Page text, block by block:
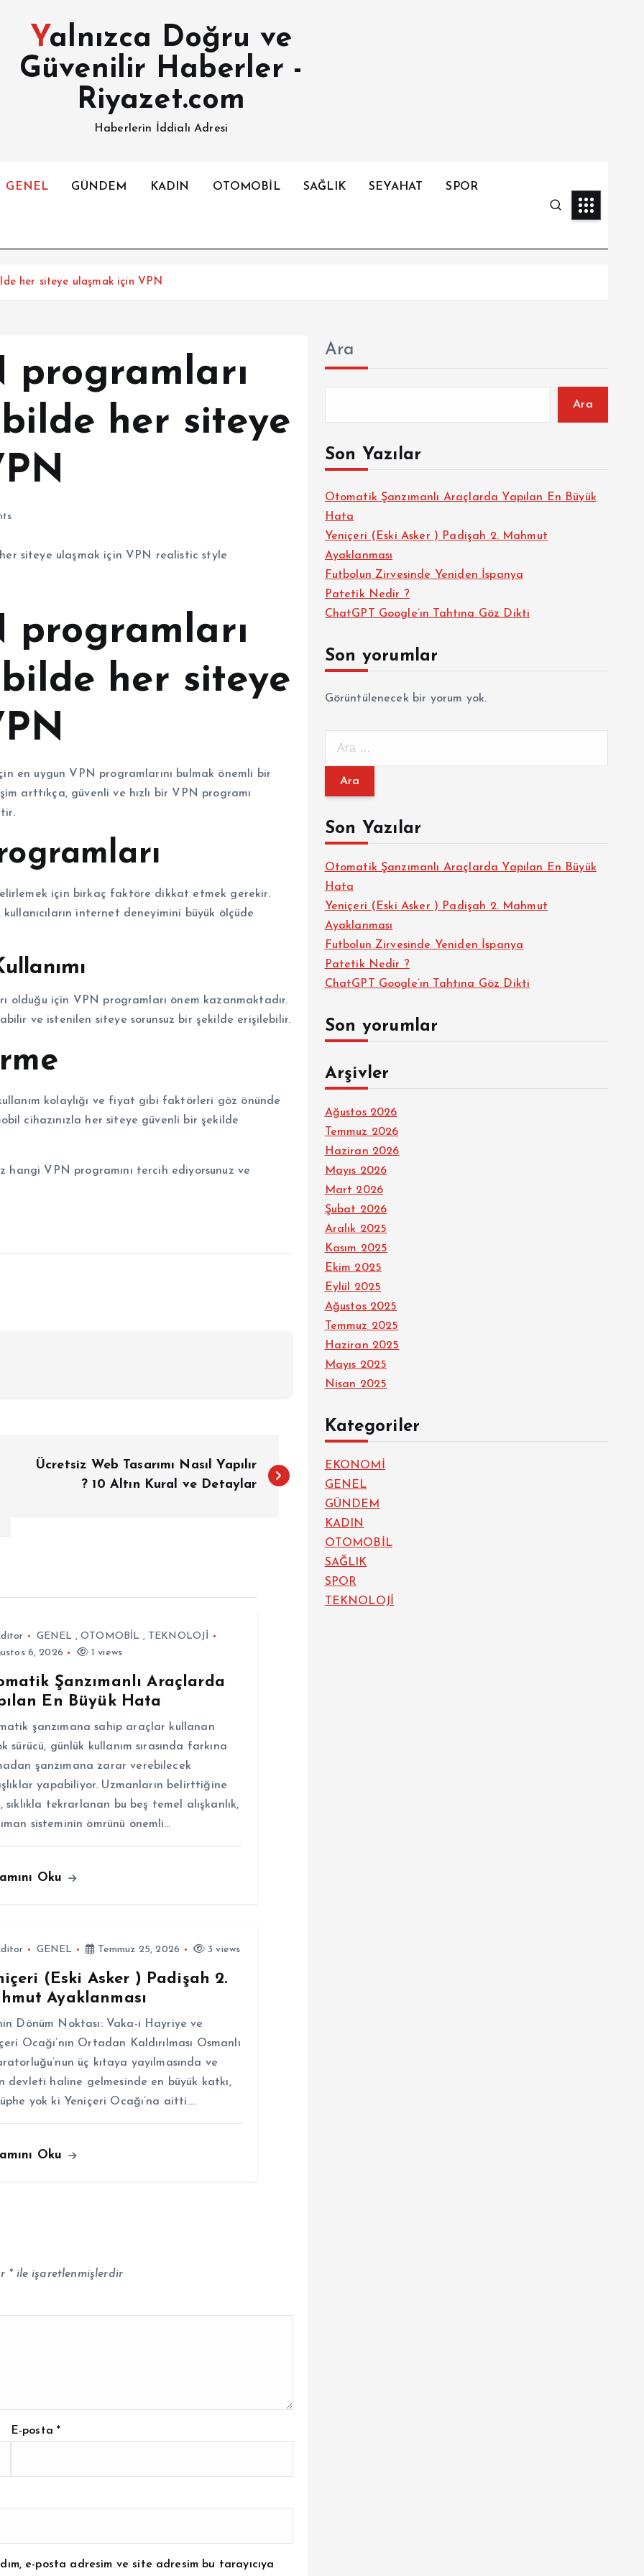
Yalnızca Doğru ve
Güvenilir Haberler -
Riyazet.com
Haberlerin İddialı Adresi
GENEL GÜNDEM KADIN OTOMOBİL SAĞLIK SEYAHAT SPOR
her siteye ulaşmak için VPN
programları
her siteye
programları
her siteye
en uygun VPN programlarını bulmak önemli bir
arttıkça, güvenli ve hızlı bir VPN programı
için birkaç faktöre dikkat etmek gerekir.
internet deneyimini büyük ölçüde
olduğu için VPN programları önem kazanmaktadır.
ve istenilen siteye sorunsuz bir şekilde erişilebilir.
kolaylığı ve fiyat gibi faktörleri göz önünde
cihazınızla her siteye güvenli bir şekilde
hangi VPN programını tercih ediyorsunuz ve
Ücretsiz Web Tasarımı Nasıl Yapılır
? 10 Altın Kural ve Detaylar
GENEL ,OTOMOBİL , TEKNOLOJİ
6, 2026
1 views
Şanzımanlı Araçlarda
En Büyük Hata
şanzımana sahip araçlar kullanan
sürücü, günlük kullanım sırasında farkına
şanzımana zarar verebilecek
yapabiliyor. Uzmanların belirttiğine
sıklıkla tekrarlanan bu beş temel alışkanlık,
sisteminin ömrünü önemli…
Oku
GENEL Temmuz 25, 2026 3 views
(Eski Asker ) Padişah 2.
Ayaklanması
Dönüm Noktası: Vaka-i Hayriye ve
Ocağı’nın Ortadan Kaldırılması Osmanlı
üç kıtaya yayılmasında ve
devleti haline gelmesinde en büyük katkı,
yok ki Yeniçeri Ocağı’na aitti.…
Oku
*ile işaretlenmişlerdir
E-posta*
e-posta adresim ve site adresim bu tarayıcıya
Ara
Ara
Son Yazılar
Otomatik Şanzımanlı Araçlarda Yapılan En Büyük
Hata
Yeniçeri (Eski Asker ) Padişah 2. Mahmut
Ayaklanması
Futbolun Zirvesinde Yeniden İspanya
Patetik Nedir ?
ChatGPT Google’ın Tahtına Göz Dikti
Son yorumlar
Görüntülenecek bir yorum yok.
m
:Son Yazılar
Otomatik Şanzımanlı Araçlarda Yapılan En Büyük
Hata
Yeniçeri (Eski Asker ) Padişah 2. Mahmut
Ayaklanması
Futbolun Zirvesinde Yeniden İspanya
Patetik Nedir ?
ChatGPT Google’ın Tahtına Göz Dikti
Son yorumlar
Arşivler
Ağustos 2026
Temmuz 2026
Haziran 2026
Mayıs 2026
Mart 2026
Şubat 2026
Aralık 2025
Kasım 2025
Ekim 2025
Eylül 2025
Ağustos 2025
Temmuz 2025
Haziran 2025
Mayıs 2025
Nisan 2025
Kategoriler
EKONOMİ
GENEL
GÜNDEM
KADIN
OTOMOBİL
SAĞLIK
SPOR
TEKNOLOJİ